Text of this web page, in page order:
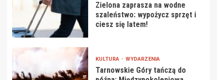
Zielona zaprasza na wodne
szaleństwo: wypożycz sprzęt i
ciesz się latem!
KULTURA WYDARZENIA
Tarnowskie Góry tańczą do